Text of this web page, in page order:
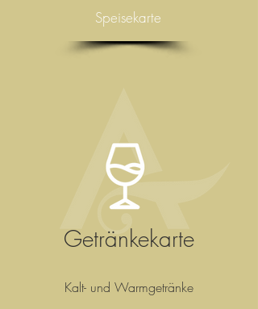
Speisekarte
Getränkekarte
Kalt- und Warmgetränke